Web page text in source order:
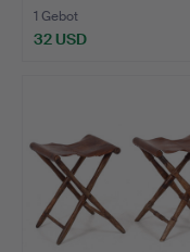
1 Gebot
32 USD